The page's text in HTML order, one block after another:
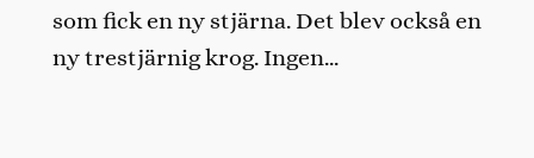
som fick en ny stjärna. Det blev också en
ny trestjärnig krog. Ingen…